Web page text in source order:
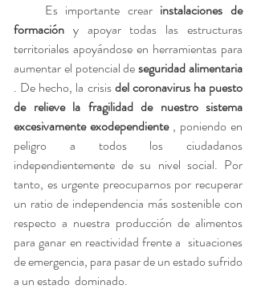
Es importante crear instalaciones de
formación y apoyar todas las estructuras
territoriales apoyándose en herramientas para
aumentar el potencial deseguridad alimentaria
. De hecho, la crisisdel coronavirus ha puesto
de relieve la fragilidad de nuestro sistema
excesivamente exodependiente, poniendo en
peligro a todos los ciudadanos
independientemente de su nivel social. Por
tanto, es urgente preocuparnos por recuperar
un ratio de independencia más sostenible con
respecto a nuestra producción de alimentos
para ganar en reactividad frente a situaciones
de emergencia, para pasar de un estado sufrido
a un estado dominado.